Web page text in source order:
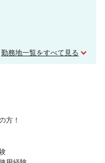
勤務地一覧をすべて見る
方！